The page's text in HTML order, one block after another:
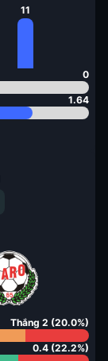
11
0
1.64
Thắng 2 (20.0%)
0.4 (22.2%)